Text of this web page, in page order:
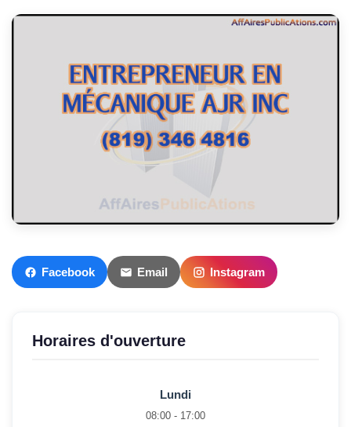
Facebook Email Instagram
Horaires d'ouverture
Lundi
08:00 - 17:00